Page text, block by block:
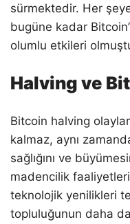
sürmektedir. Her
bugüne kadar
olumlu etkileri
Halving ve
Bitcoin halving
kalmaz, aynı
sağlığını ve
madencilik
teknolojik yenilikleri
topluluğunun daha